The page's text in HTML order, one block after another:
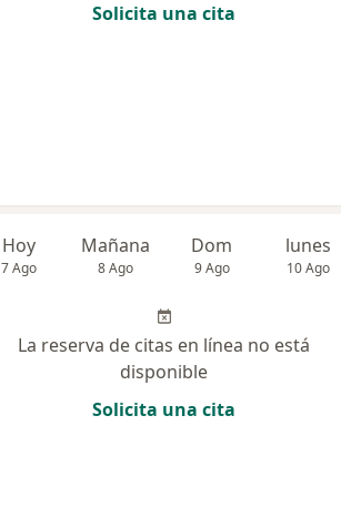
Solicita una cita
Hoy
7 Ago
Mañana
8 Ago
Dom
9 Ago
lunes
10 Ago
La reserva de citas en línea no está
disponible
Solicita una cita